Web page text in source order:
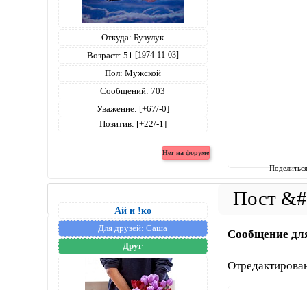
Откуда: Бузулук
Возраст: 51 [1974-11-03]
Пол: Мужской
Сообщений: 703
Уважение: [+67/-0]
Позитив: [+22/-1]
Ай и !ко
Для друзей: Саша
Друг
Сообщение